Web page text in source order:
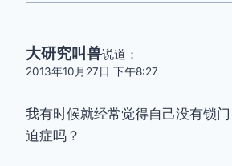
大研究叫兽说道：
2013年10月27日 下午8:27
我有时候就经常觉得自己没有锁
迫症吗？